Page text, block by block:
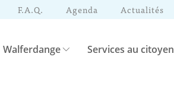
F.A.Q. Agenda Actualités
Walferdange Services au citoyen